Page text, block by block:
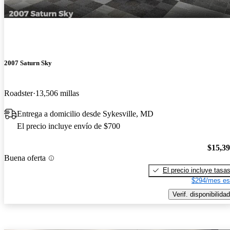
2007 Saturn Sky
Roadster 13,506 millas
Entrega a domicilio desde Sykesville, MD
El precio incluye envío de $700
Buena oferta
El precio incluye tasas
$294/mes
Verif. disponibilidad